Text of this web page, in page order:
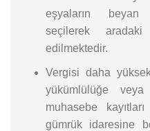
eşyaların beyan
seçilerek
edilmektedir.
Vergisi daha
yükümlülüğe
muhasebe
gümrük idaresine